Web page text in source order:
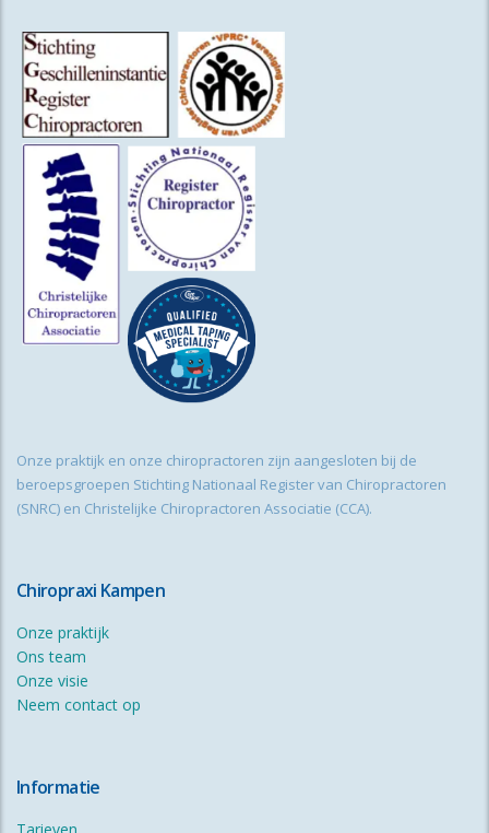
Onze praktijk en onze chiropractoren zijn aangesloten bij de
beroepsgroepen Stichting Nationaal Register van Chiropractoren
(SNRC) en Christelijke Chiropractoren Associatie (CCA).
Chiropraxi Kampen
Onze praktijk
Ons team
Onze visie
Neem contact op
Informatie